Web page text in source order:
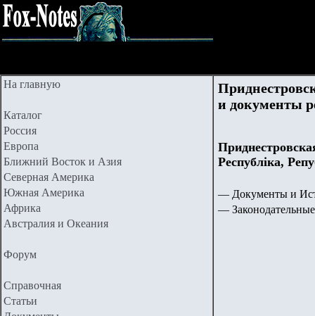
На главную
Каталог
Россия
Европа
Ближний Восток и Азия
Северная Америка
Южная Америка
Африка
Австралия и Океания
Форум
Справочная
Статьи
и документы
Республіка,
— Документы и
—